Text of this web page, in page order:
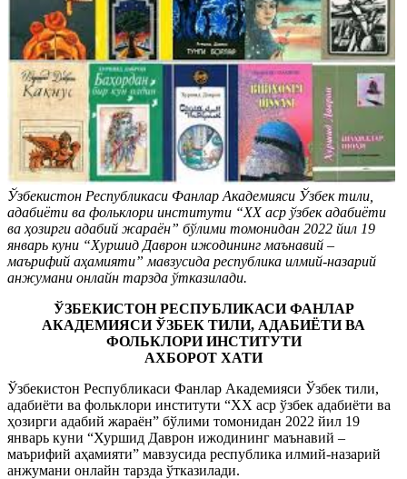
Ўзбекистон Республикаси Фанлар Академияси Ўзбек тили,
адабиёти ва фольклори институти “ХХ аср ўзбек адабиёти
ва ҳозирги адабий жараён” бўлими томонидан 2022 йил 19
январь куни “Хуршид Даврон ижодининг маънавий –
маърифий аҳамияти” мавзусида республика илмий-назарий
анжумани онлайн тарзда ўтказилади.
ЎЗБЕКИСТОН РЕСПУБЛИКАСИ ФАНЛАР
АКАДЕМИЯСИ ЎЗБЕК ТИЛИ, АДАБИЁТИ ВА
ФОЛЬКЛОРИ ИНСТИТУТИ
АХБОРОТ ХАТИ
Ўзбекистон Республикаси Фанлар Академияси Ўзбек тили,
адабиёти ва фольклори институти “ХХ аср ўзбек адабиёти ва
ҳозирги адабий жараён” бўлими томонидан 2022 йил 19
январь куни “Хуршид Даврон ижодининг маънавий –
маърифий аҳамияти” мавзусида республика илмий-назарий
анжумани онлайн тарзда ўтказилади.